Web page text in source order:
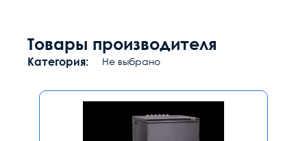
Товары производителя
Категория: Не выбрано